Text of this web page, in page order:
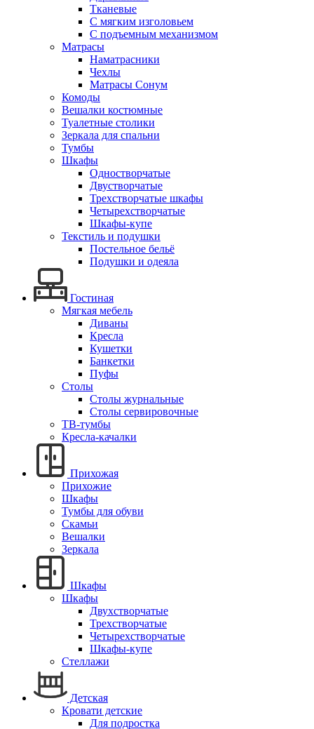
Тканевые
С мягким изголовьем
С подъемным механизмом
Матрасы
Наматрасники
Чехлы
Матрасы Сонум
Комоды
Вешалки костюмные
Туалетные столики
Зеркала для спальни
Тумбы
Шкафы
Одностворчатые
Двустворчатые
Трехстворчатые шкафы
Четырехстворчатые
Шкафы-купе
Текстиль и подушки
Постельное бельё
Подушки и одеяла
Гостиная
Мягкая мебель
Диваны
Кресла
Кушетки
Банкетки
Пуфы
Столы
Столы журнальные
Столы сервировочные
ТВ-тумбы
Кресла-качалки
Прихожая
Прихожие
Шкафы
Тумбы для обуви
Скамьи
Вешалки
Зеркала
Шкафы
Шкафы
Двухстворчатые
Трехстворчатые
Четырехстворчатые
Шкафы-купе
Стеллажи
Детская
Кровати детские
Для подростка